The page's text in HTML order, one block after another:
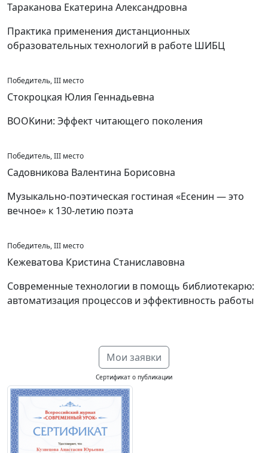
Тараканова Екатерина Александровна
Практика применения дистанционных
образовательных технологий в работе ШИБЦ
Победитель, III место
Стокроцкая Юлия Геннадьевна
BOOKини: Эффект читающего поколения
Победитель, III место
Садовникова Валентина Борисовна
Музыкально-поэтическая гостиная «Есенин — это
вечное» к 130-летию поэта
Победитель, III место
Кежеватова Кристина Станиславовна
Современные технологии в помощь библиотекарю:
автоматизация процессов и эффективность работы
Мои заявки
Сертификат о публикации